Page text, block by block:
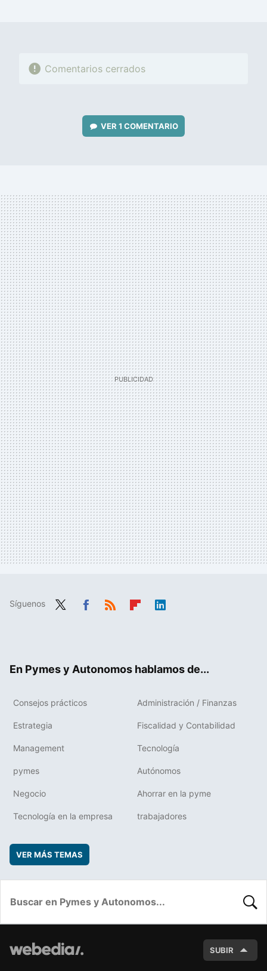
Comentarios cerrados
VER 1 COMENTARIO
Síguenos
En Pymes y Autonomos hablamos de...
Consejos prácticos Administración / Finanzas
Estrategia Fiscalidad y Contabilidad
Management Tecnología
pymes Autónomos
Negocio Ahorrar en la pyme
Tecnología en la empresa trabajadores
VER MÁS TEMAS
SUBIR